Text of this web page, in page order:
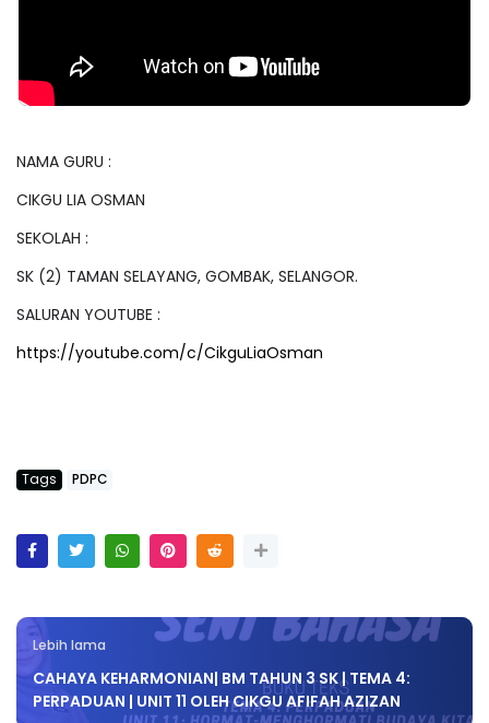
NAMA GURU :
CIKGU LIA OSMAN
SEKOLAH :
SK (2) TAMAN SELAYANG, GOMBAK, SELANGOR.
SALURAN YOUTUBE :
https://youtube.com/c/CikguLiaOsman
Tags PDPC
Lebih lama
CAHAYA KEHARMONIAN| BM TAHUN 3 SK | TEMA 4:
PERPADUAN | UNIT 11 OLEH CIKGU AFIFAH AZIZAN